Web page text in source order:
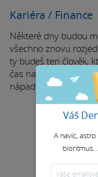
Kariéra / Finance
Některé dny budou
všechno znovu
ty budeš ten člověk,
čas navrhovat nové
nápady a přetvářet
Váš
A navíc,